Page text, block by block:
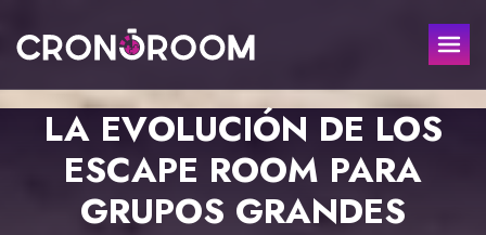
ESCAPE ROOM
EL TRESOR DEL JAGUAR
CRONODETECTIVES
PER A XIQUETS
ESDEVENIMENTS
LA EVOLUCIÓN DE LOS
ESCAPE ROOM PARA
GRUPOS GRANDES